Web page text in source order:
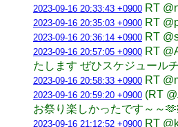
2023-09-16 20:33:43 +0900 RT
2023-09-16 20:35:03 +0900 RT
2023-09-16 20:36:14 +0900 RT
2023-09-16 20:57:05 +0900 RT
たします ぜひスケジュール
2023-09-16 20:58:33 +0900 RT
2023-09-16 20:59:20 +0900 (RT
お祭り楽しかったです～～
2023-09-16 21:12:52 +0900 RT